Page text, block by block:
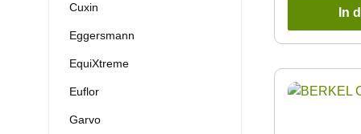
Cuxin
Eggersmann
EquiXtreme
Euflor
Garvo
In